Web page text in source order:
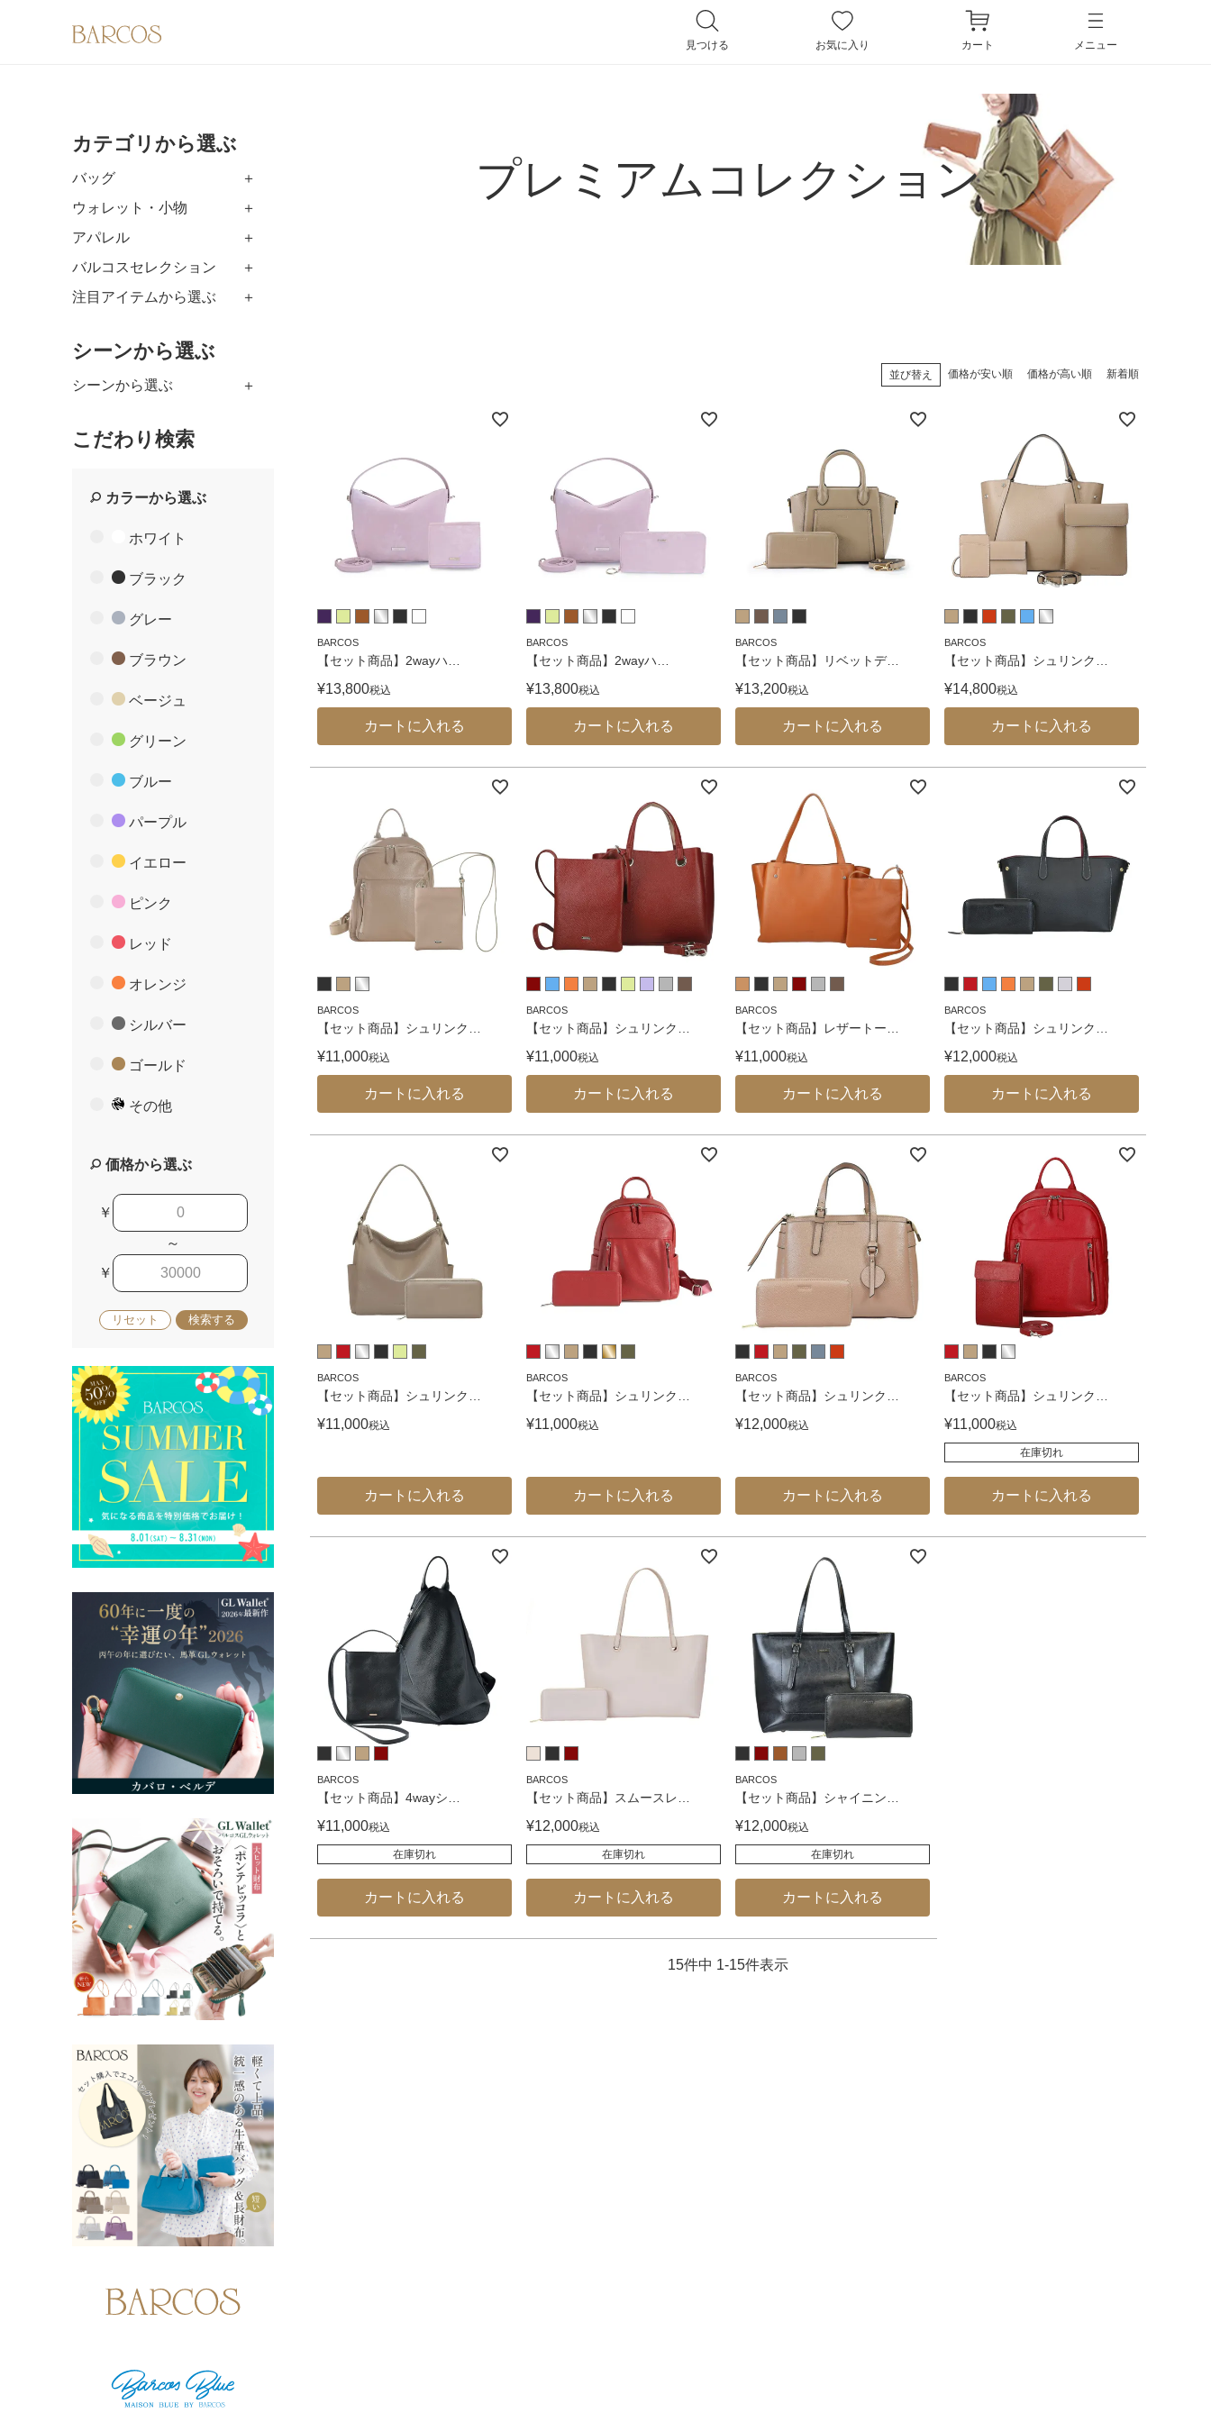
見つける お気に入り カート メニュー
その他バッグ
カテゴリから選ぶ
バッグ
ウォレット・小物
アパレル
バルコスセレクション
注目アイテムから選ぶ
シーンから選ぶ
シーンから選ぶ
こだわり検索
カラーから選ぶ
ホワイト
ブラック
グレー
ブラウン
ベージュ
グリーン
ブルー
パープル
イエロー
ピンク
レッド
オレンジ
シルバー
ゴールド
その他
価格から選ぶ
￥
～
￥
リセット 検索する
プレミアムコレクション
BARCOS
【セット商品】2wayハ
¥13,800税込
カートに入れる
BARCOS
【セット商品】2wayハ
¥13,800税込
カートに入れる
BARCOS
【セット商品】リベットデ…
¥13,200税込
カートに入れる
BARCOS
【セット商品】シュリンク
¥14,800税込
カートに入れる
BARCOS
【セット商品】シュリンク
¥11,000税込
カートに入れる
BARCOS
【セット商品】シュリンク
¥11,000税込
カートに入れる
BARCOS
【セット商品】レザートー
¥11,000税込
カートに入れる
BARCOS
【セット商品】シュリンク
¥12,000税込
カートに入れる
BARCOS
【セット商品】シュリンク
¥11,000税込
カートに入れる
BARCOS
【セット商品】シュリンク
¥11,000税込
カートに入れる
BARCOS
【セット商品】シュリンク
¥12,000税込
カートに入れる
BARCOS
【セット商品】シュリンク
¥11,000税込
在庫切れ
カートに入れる
BARCOS
【セット商品】4wayシ
¥11,000税込
在庫切れ
カートに入れる
BARCOS
【セット商品】スムースレ
¥12,000税込
在庫切れ
カートに入れる
BARCOS
【セット商品】シャイニン
¥12,000税込
在庫切れ
カートに入れる
並び替え 価格が安い順 価格が高い順 新着順
15件中 1-15件表示